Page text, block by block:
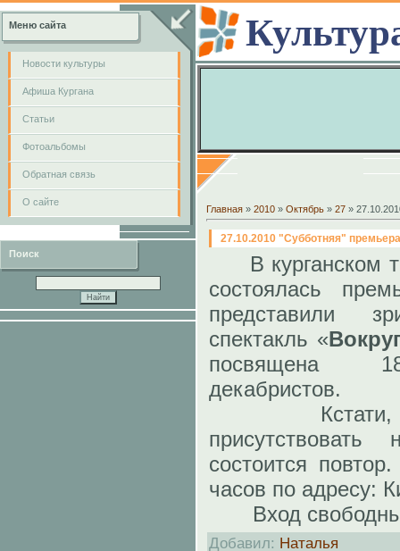
Меню сайта
Новости культуры
Афиша Кургана
Cтатьи
Фотоальбомы
Обратная связь
О сайте
Поиск
Главная » 2010 » Октябрь » 27 »
27.10.2010 "Субботняя" премьера
В курганском
состоялась
представили
спектакль «
посвящена
декабристов.
Кстати,
состоится
часов по адресу:
Вход
Добавил: Наталья